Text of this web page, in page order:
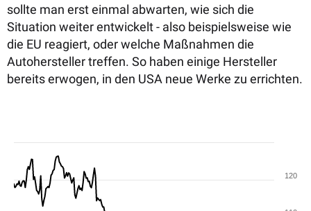
sollte man erst einmal abwarten, wie sich die
Situation weiter entwickelt - also beispielsweise wie
die EU reagiert, oder welche Maßnahmen die
Autohersteller treffen. So haben einige Hersteller
bereits erwogen, in den USA neue Werke zu errichten.
120